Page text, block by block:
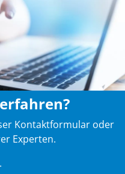
Kontaktformular oder
Experten.